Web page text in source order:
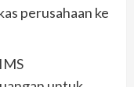
perusahaan ke